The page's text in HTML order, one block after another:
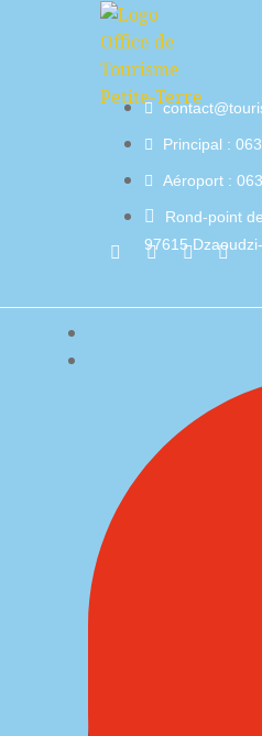
Principal :
Aéroport :
Rond-point
97615